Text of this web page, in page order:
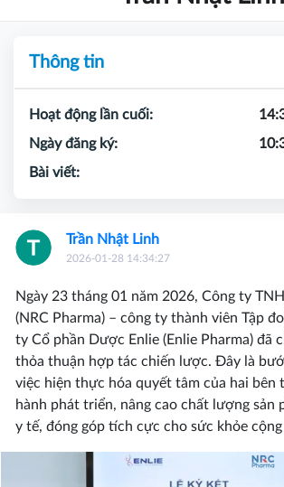
Trần Nhật Linh
2026-01-28 14:34:27
Ngày 23 tháng 01 năm 2026, Công ty
(NRC Pharma) – công ty thành viên Tập
ty Cổ phần Dược Enlie (Enlie Pharma) đã
thỏa thuận hợp tác chiến lược. Đây là
việc hiện thực hóa quyết tâm của hai bên
hành phát triển, nâng cao chất lượng sản
y tế, đóng góp tích cực cho sức khỏe cộng
Thông tin
Hoạt động lần cuối:
Ngày đăng ký:
Bài viết: